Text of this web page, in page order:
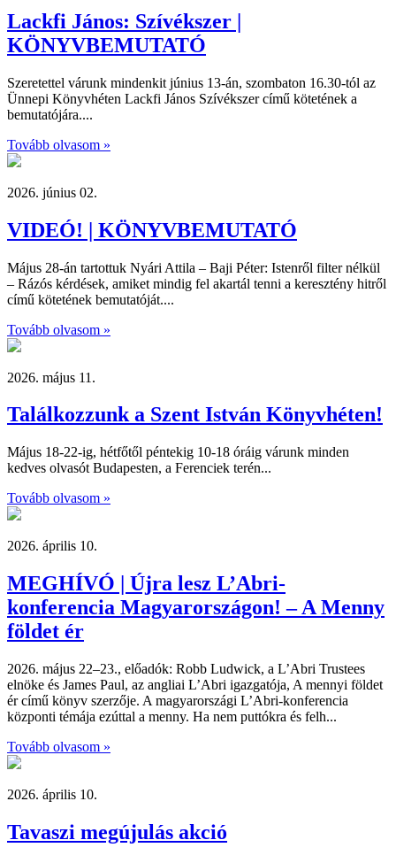
Lackfi János: Szívékszer |
KÖNYVBEMUTATÓ
Szeretettel várunk mindenkit június 13-án, szombaton 16.30-tól az
Ünnepi Könyvhéten Lackfi János Szívékszer című kötetének a
bemutatójára....
Tovább olvasom »
2026. június 02.
VIDEÓ! | KÖNYVBEMUTATÓ
Május 28-án tartottuk Nyári Attila – Baji Péter: Istenről filter nélkül
– Rázós kérdések, amiket mindig fel akartál tenni a keresztény hitről
című kötetének bemutatóját....
Tovább olvasom »
2026. május 11.
Találkozzunk a Szent István Könyvhéten!
Május 18-22-ig, hétfőtől péntekig 10-18 óráig várunk minden
kedves olvasót Budapesten, a Ferenciek terén...
Tovább olvasom »
2026. április 10.
MEGHÍVÓ | Újra lesz L’Abri-
konferencia Magyarországon! – A Menny
földet ér
2026. május 22–23., előadók: Robb Ludwick, a L’Abri Trustees
elnöke és James Paul, az angliai L’Abri igazgatója, A mennyi földet
ér című könyv szerzője. A magyarországi L’Abri-konferencia
központi témája ezúttal a menny. Ha nem puttókra és felh...
Tovább olvasom »
2026. április 10.
Tavaszi megújulás akció